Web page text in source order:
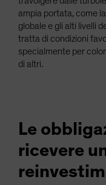
ampia portata, come
globale e gli alti livelli
tratta di condizioni
specialmente per
di altri.
Le
ricevere